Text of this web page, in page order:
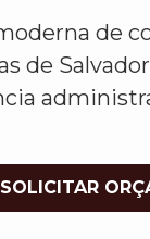
de
de
SOLICITAR